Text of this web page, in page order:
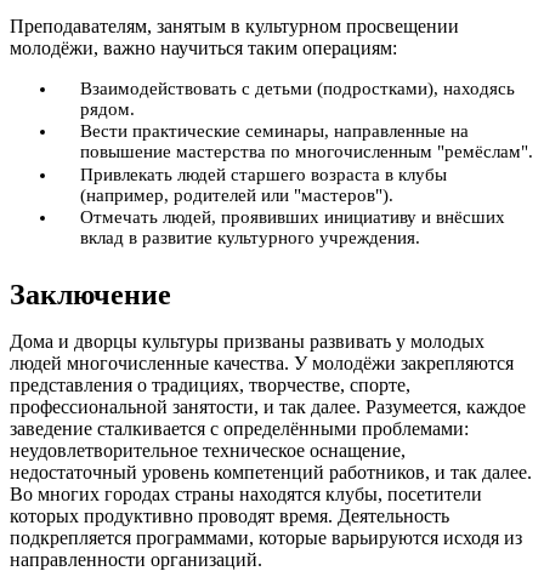
Преподавателям, занятым в культурном просвещении
молодёжи, важно научиться таким операциям:
Взаимодействовать с детьми (подростками), находясь
рядом.
Вести практические семинары, направленные на
повышение мастерства по многочисленным "ремёслам".
Привлекать людей старшего возраста в клубы
(например, родителей или "мастеров").
Отмечать людей, проявивших инициативу и внёсших
вклад в развитие культурного учреждения.
Заключение
Дома и дворцы культуры призваны развивать у молодых
людей многочисленные качества. У молодёжи закрепляются
представления о традициях, творчестве, спорте,
профессиональной занятости, и так далее. Разумеется, каждое
заведение сталкивается с определёнными проблемами:
неудовлетворительное техническое оснащение,
недостаточный уровень компетенций работников, и так далее.
Во многих городах страны находятся клубы, посетители
которых продуктивно проводят время. Деятельность
подкрепляется программами, которые варьируются исходя из
направленности организаций.